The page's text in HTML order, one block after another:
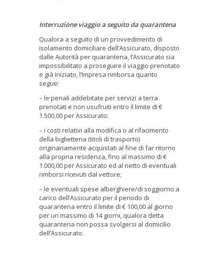
Interruzione viaggio a seguito da quarantena
Qualora a seguito di un provvedimento di
isolamento domiciliare dell’Assicurato, disposto
dalle Autorità per quarantena, l’Assicurato sia
impossibilitato a proseguire il viaggio prenotato
e già iniziato, l’Impresa rimborsa quanto
segue:
– le penali addebitate per servizi a terra
prenotati e non usufruiti entro il limite di €
1.500,00 per Assicurato;
– i costi relativi alla modifica o al rifacimento
della biglietteria (titoli di trasporto)
originariamente acquistati al fine di far ritorno
alla propria residenza, fino al massimo di €
1.000,00 per Assicurato ed al netto di eventuali
rimborsi ricevuti dal vettore;
– le eventuali spese alberghiere/di soggiorno a
carico dell’Assicurato per il periodo di
quarantena entro il limite di € 100,00 al giorno
per un massimo di 14 giorni, qualora detta
quarantena non possa svolgersi al domicilio
dell’Assicurato.